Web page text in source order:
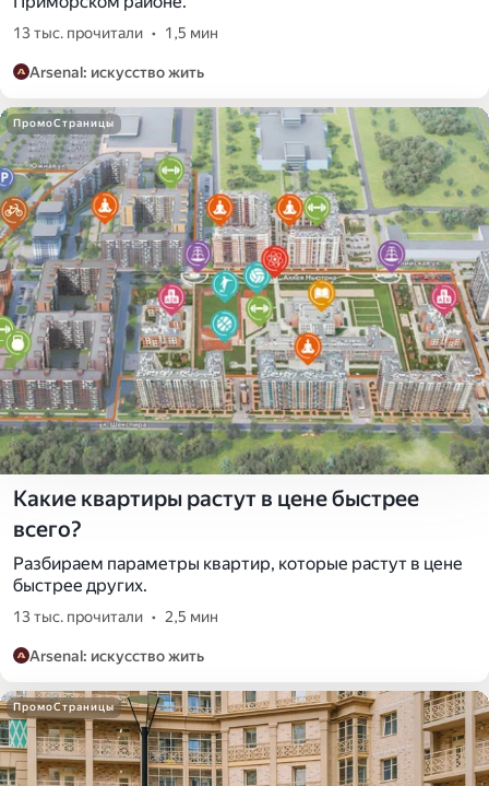
13 тыс. прочитали • 1,5 мин
Arsenal: искусство жить
ПромоСтраницы
Какие квартиры растут в цене быстрее
всего?
Разбираем параметры квартир, которые растут в цене
быстрее других.
13 тыс. прочитали • 2,5 мин
Arsenal: искусство жить
ПромоСтраницы